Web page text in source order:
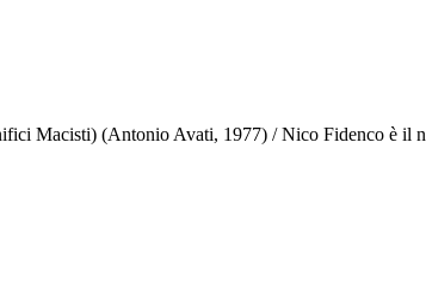
Macisti) (Antonio Avati, 1977) / Nico Fidenco è il